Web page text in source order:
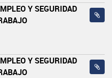
Y SEGURIDAD
Y SEGURIDAD